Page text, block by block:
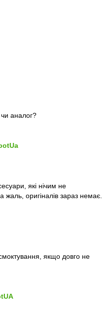
аналог?
які нічим не
жаль, оригіналів зараз немає.
якщо довго не